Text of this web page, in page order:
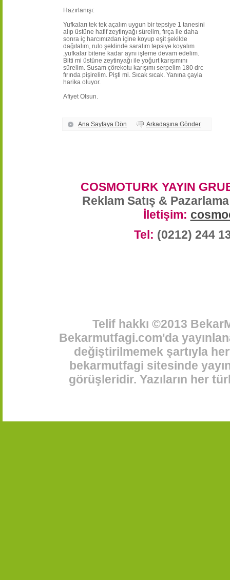
Hazırlanışı:
Yufkaları tek tek açalım uygun bir tepsiye 1 tanesini
alıp üstüne hafif zeytinyağı sürelim, fırça ile daha
sonra iç harcımızdan içine koyup eşit şekilde
dağıtalım, rulo şeklinde saralım tepsiye koyalım
,yufkalar bitene kadar aynı işleme devam edelim.
Bitti mi üstüne zeytinyağı ile yoğurt karışımını
sürelim. Susam çörekotu karışımı serpelim 180 drc
fırında pişirelim. Pişti mi. Sıcak sıcak. Yanına çayla
harika oluyor.
Afiyet Olsun.
Ana Sayfaya Dön Arkadaşına Gönder
COSMOTURK YAYIN
Reklam Satış &
İletişim:
Tel: (0212) 244
Telif hakkı ©2013
Bekarmutfagi.com'da
değiştirilmemek şartıyla
bekarmutfagi sitesinde
görüşleridir. Yazıların her